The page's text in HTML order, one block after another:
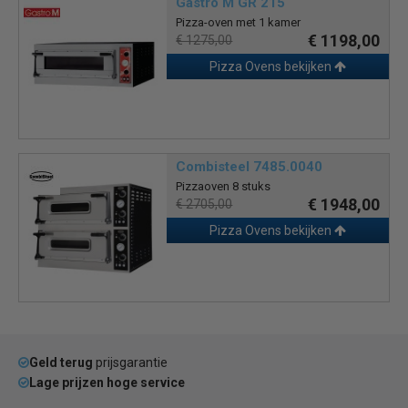
Pizza-oven met 1 kamer
€ 1275,00 € 1198,00
Pizza Ovens bekijken
Combisteel 7485.0040
Pizzaoven 8 stuks
€ 2705,00 € 1948,00
Pizza Ovens bekijken
Geld terug prijsgarantie
Lage prijzen hoge service